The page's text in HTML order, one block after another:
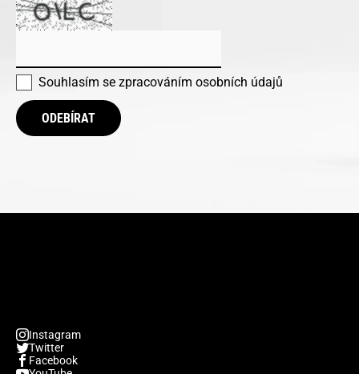
Souhlasím se zpracováním osobních údajů
ODEBÍRAT
Instagram
Twitter
Facebook